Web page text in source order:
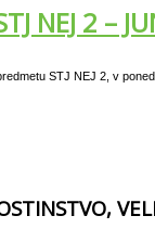
NEJ 2 –
STJ NEJ 2, v